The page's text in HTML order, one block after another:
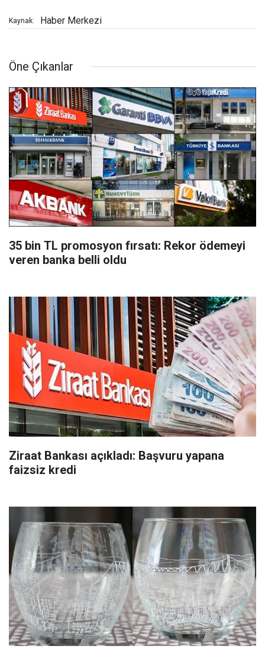
Kaynak: Haber Merkezi
Öne Çıkanlar
35 bin TL promosyon fırsatı: Rekor ödemeyi
veren banka belli oldu
Ziraat Bankası açıkladı: Başvuru yapana
faizsiz kredi